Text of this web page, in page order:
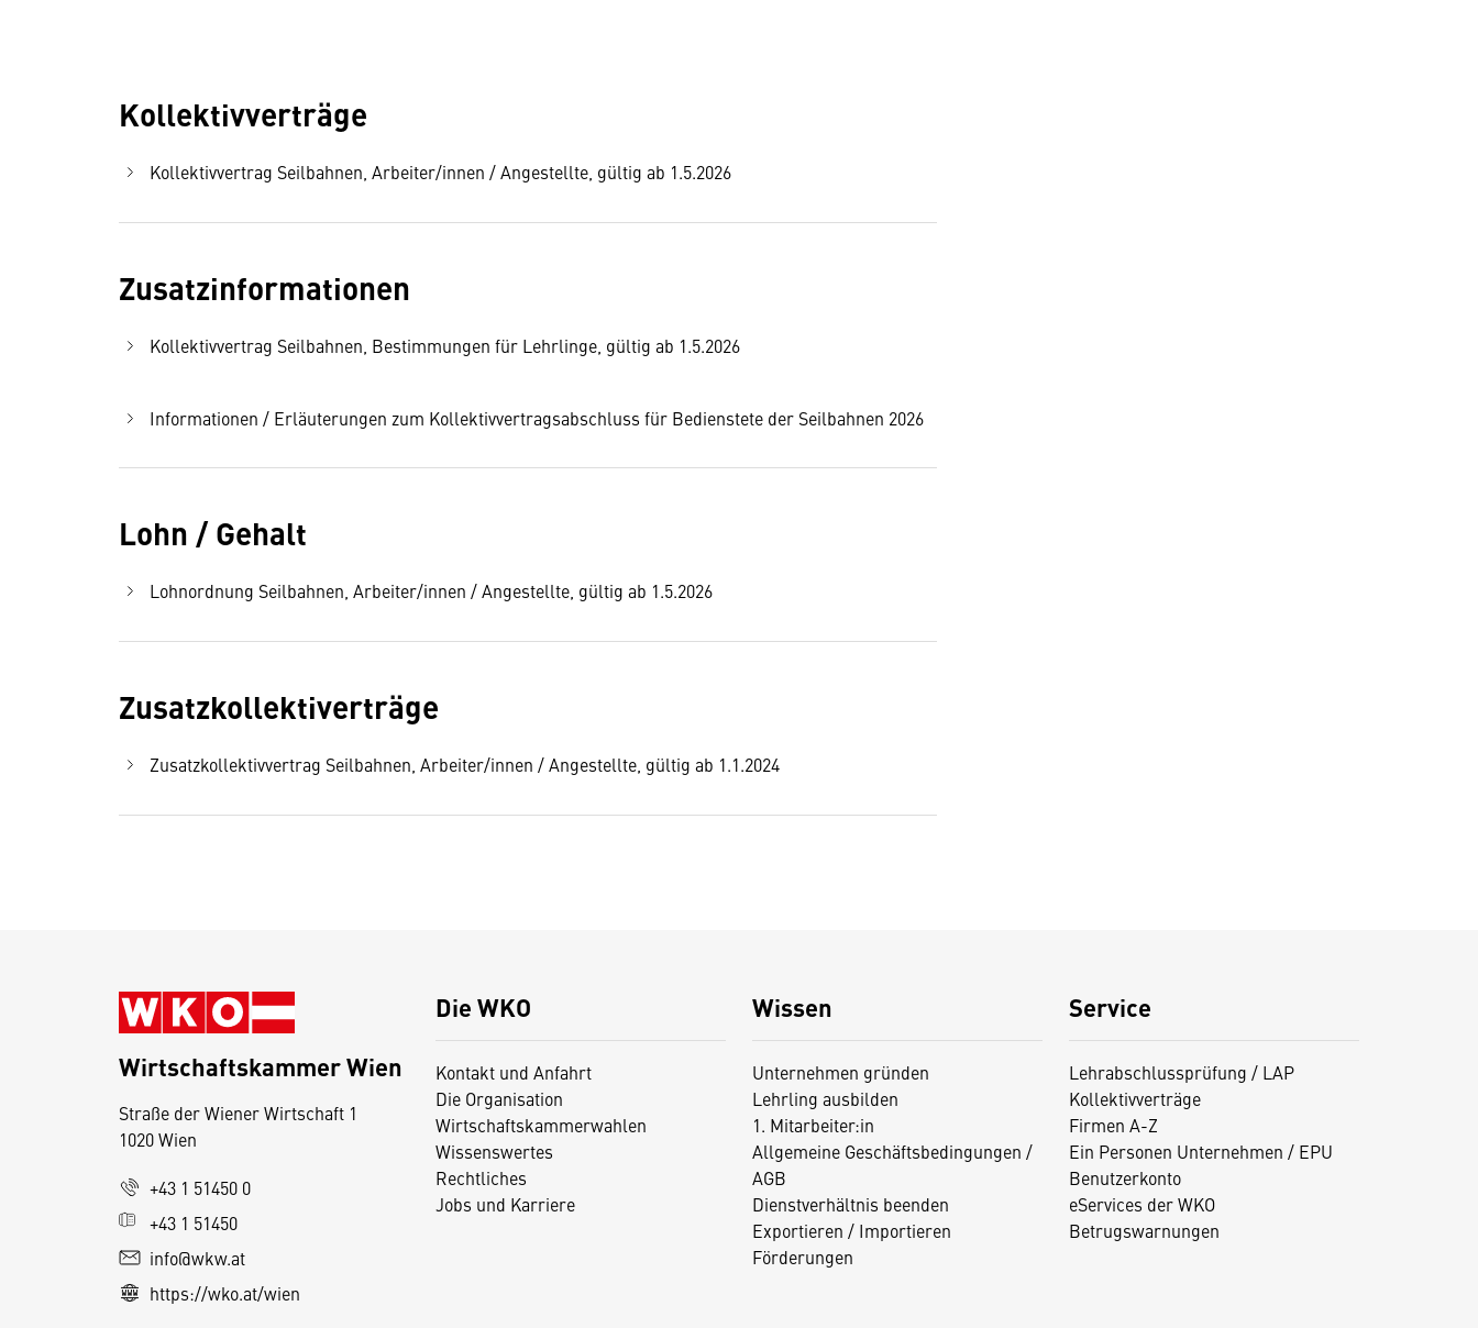
Kollektivverträge
Kollektivvertrag Seilbahnen, Arbeiter/innen / Angestellte, gültig ab 1.5.2026
Zusatzinformationen
Kollektivvertrag Seilbahnen, Bestimmungen für Lehrlinge, gültig ab 1.5.2026
Informationen / Erläuterungen zum Kollektivvertragsabschluss für Bedienstete der Seilbahnen 2026
Lohn / Gehalt
Lohnordnung Seilbahnen, Arbeiter/innen / Angestellte, gültig ab 1.5.2026
Zusatzkollektiverträge
Zusatzkollektivvertrag Seilbahnen, Arbeiter/innen / Angestellte, gültig ab 1.1.2024
Die WKO
Kontakt und Anfahrt
Die Organisation
Wirtschaftskammerwahlen
Wissenswertes
Rechtliches
Jobs und Karriere
Wissen
Unternehmen gründen
Lehrling ausbilden
1. Mitarbeiter:in
Allgemeine Geschäftsbedingungen /
AGB
Dienstverhältnis beenden
Exportieren / Importieren
Förderungen
Service
Lehrabschlussprüfung / LAP
Kollektivverträge
Firmen A-Z
Ein Personen Unternehmen / EPU
Benutzerkonto
eServices der WKO
Betrugswarnungen
Wirtschaftskammer Wien
Straße der Wiener Wirtschaft 1
1020 Wien
+43 1 51450 0
+43 1 51450
info@wkw.at
https://wko.at/wien